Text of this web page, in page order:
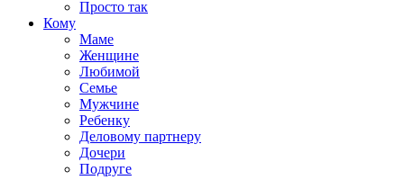
Просто так
Кому
Маме
Женщине
Любимой
Семье
Мужчине
Ребенку
Деловому партнеру
Дочери
Подруге